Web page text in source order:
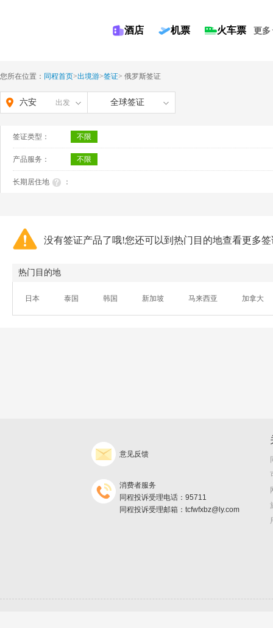
酒店 机票 火车票 更多
您所在位置： 同程首页>出境游>签证> 俄罗斯签证
六安 出发 全球签证
签证类型： 不限
产品服务： 不限
长期居住地 ：
没有签证产品了哦!您还可以到热门目的地查看更多
热门目的地
日本 泰国 韩国 新加坡 马来西亚 加拿大
意见反馈
消费者服务
同程投诉受理电话：95711
同程投诉受理邮箱：tcfwfxbz@ly.com